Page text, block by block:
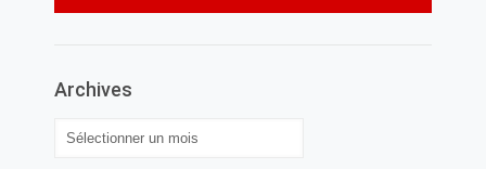
Archives
Archives